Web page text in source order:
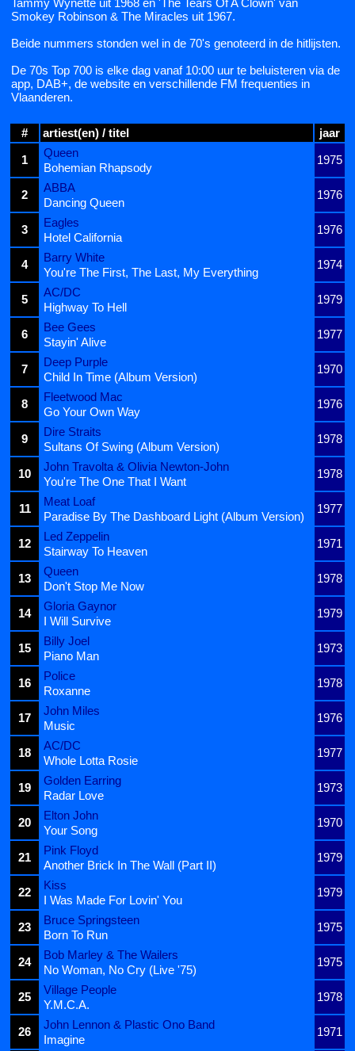
Smokey Robinson & The Miracles uit 1967.
Beide nummers stonden wel in de 70's genoteerd in de hitlijsten.
De 70s Top 700 is elke dag vanaf 10:00 uur te beluisteren via de
app, DAB+, de website en verschillende FM frequenties in
Vlaanderen.
# artiest(en) / titel
jaar
1
Queen
1975
Bohemian Rhapsody
2
ABBA
1976
Dancing Queen
3
Eagles
1976
Hotel California
4
Barry White
1974
You're The First, The Last, My Everything
5
AC/DC
1979
Highway To Hell
6
Bee Gees
1977
Stayin' Alive
7
Deep Purple
1970
Child In Time (Album Version)
8
Fleetwood Mac
1976
Go Your Own Way
9
Dire Straits
1978
Sultans Of Swing (Album Version)
10
John Travolta & Olivia Newton-John
1978
You're The One That I Want
11
Meat Loaf
1977
Paradise By The Dashboard Light (Album Version)
12
Led Zeppelin
1971
Stairway To Heaven
13
Queen
1978
Don't Stop Me Now
14
Gloria Gaynor
1979
I Will Survive
15
Billy Joel
1973
Piano Man
16
Police
1978
Roxanne
17
John Miles
1976
Music
18
AC/DC
1977
Whole Lotta Rosie
19
Golden Earring
1973
Radar Love
20
Elton John
1970
Your Song
21
Pink Floyd
1979
Another Brick In The Wall (Part II)
22
Kiss
1979
I Was Made For Lovin' You
23
Bruce Springsteen
1975
Born To Run
24
Bob Marley & The Wailers
1975
No Woman, No Cry (Live '75)
25
Village People
1978
Y.M.C.A.
26
John Lennon & Plastic Ono Band
1971
Imagine